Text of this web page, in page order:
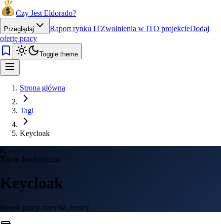
Czy Jest Eldorado?
Przeglądaj Raport rynku ITZwolnienia w ITO projekcieDodaj
ofertę pracy
Toggle theme
Strona główna
Tagi
Keycloak
K
Tag technologiczny
Keycloak
Rynek pracy, zarobki, trendy